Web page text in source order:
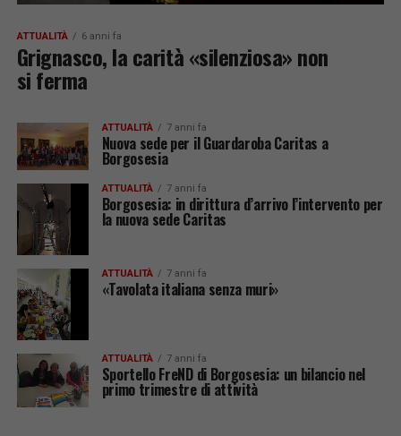
ATTUALITÀ 6 anni fa
Grignasco, la carità «silenziosa» non
si ferma
ATTUALITÀ 7 anni fa
Nuova sede per il Guardaroba Caritas a
Borgosesia
ATTUALITÀ 7 anni fa
Borgosesia: in dirittura d’arrivo l’intervento per
la nuova sede Caritas
ATTUALITÀ 7 anni fa
«Tavolata italiana senza muri»
ATTUALITÀ 7 anni fa
Sportello FreND di Borgosesia: un bilancio nel
primo trimestre di attività